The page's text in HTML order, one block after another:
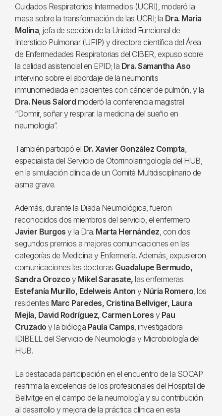
Cuidados Respiratorios Intermedios (UCRI), moderó la
mesa sobre la transformación de las UCRI; la Dra. Maria
Molina, jefa de sección de la Unidad Funcional de
Intersticio Pulmonar (UFIP) y directora científica del Área
de Enfermedades Respiratorias del CIBER, expuso sobre
la calidad asistencial en EPID; la Dra. Samantha Aso
intervino sobre el abordaje de la neumonitis
inmunomediada en pacientes con cáncer de pulmón, y la
Dra. Neus Salord moderó la conferencia magistral
“Dormir, soñar y respirar: la medicina del sueño en
neumología”.
También participó el Dr. Xavier González Compta,
especialista del Servicio de Otorrinolaringología del HUB,
en la simulación clínica de un Comité Multidisciplinario de
asma grave.
Además, durante la Diada Neumológica, fueron
reconocidos dos miembros del servicio, el enfermero
Javier Burgos y la Dra. Marta Hernández, con dos
segundos premios a mejores comunicaciones en las
categorías de Medicina y Enfermería. Además, expusieron
comunicaciones las doctoras Guadalupe Bermudo,
Sandra Orozco y Mikel Sarasate, las enfermeras
Estefanía Murillo, Edelweis Anton y Núria Romero, los
residentes Marc Paredes, Cristina Bellviger, Laura
Mejía, David Rodríguez, Carmen Lores y Pau
Cruzado y la bióloga Paula Camps, investigadora
IDIBELL del Servicio de Neumología y Microbiología del
HUB.
La destacada participación en el encuentro de la SOCAP
reafirma la excelencia de los profesionales del Hospital de
Bellvitge en el campo de la neumología y su contribución
al desarrollo y mejora de la práctica clínica en esta